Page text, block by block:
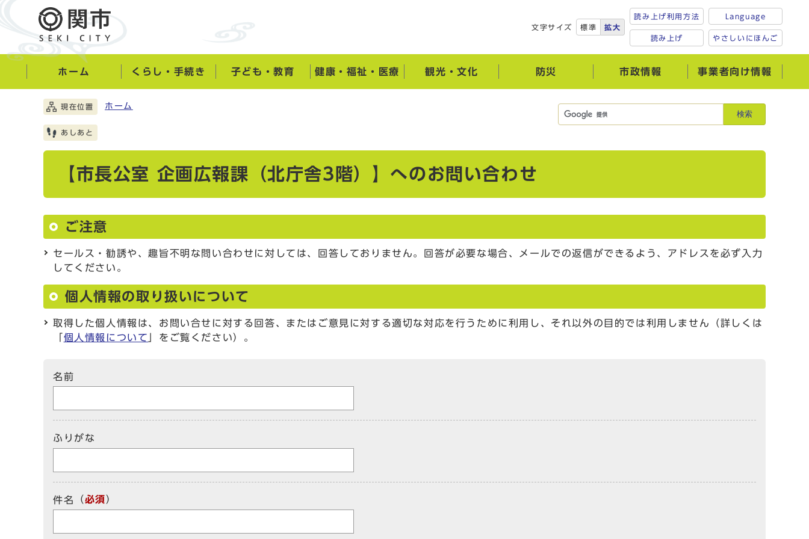
文字サイズ 標準 拡大
読み上げ利用方法
読み上げ
Language
やさしいにほんご
ホーム くらし・手続き 子ども・教育 健康・福祉・医療 観光・文化 防災 市政情報 事業者向け情報
検索
現在位置 ホーム
あしあと
【市長公室 企画広報課（北庁舎3階）】へのお問い合わせ
ご注意
セールス・勧誘や、趣旨不明な問い合わせに対しては、回答しておりません。回答が必要な場合、メールでの返信ができるよう、アドレスを必ず入力
してください。
個人情報の取り扱いについて
取得した個人情報は、お問い合せに対する回答、またはご意見に対する適切な対応を行うために利用し、それ以外の目的では利用しません（詳しくは
個人情報について 」をご覧ください）。
名前
ふりがな
件名 （必須）